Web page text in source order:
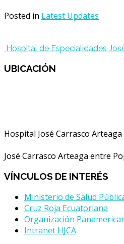
Posted in Latest Updates
Hospital de Especialidades
UBICACIÓN
Hospital José Carrasco Arteaga
José Carrasco Arteaga entre
VÍNCULOS DE INTERÉS
Ministerio de Salud
Cruz Roja Ecuatoriana
Organización
Intranet HJCA